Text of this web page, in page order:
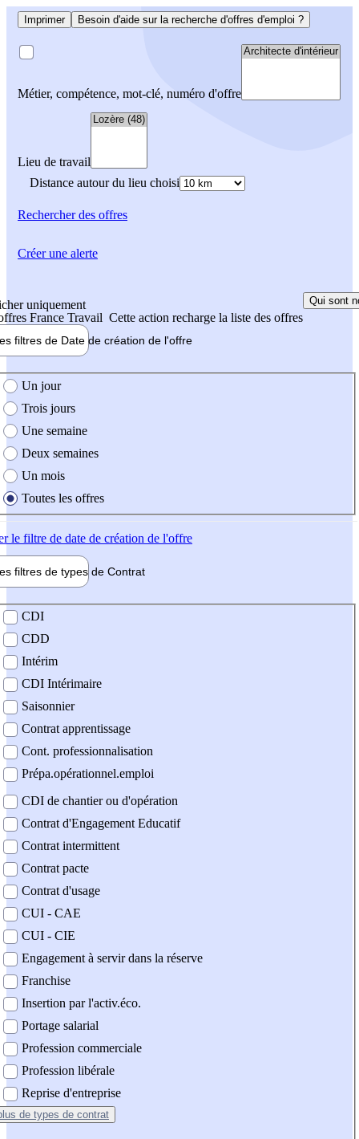
Imprimer Besoin d'aide sur la recherche d'offres d'emploi ?
Métier, compétence, mot-clé, numéro d'offre
Lieu de travail
Distance autour du lieu choisi
Rechercherdes offres
uniquement
France Travail Cette action recharge la liste des offres
Qui sont
filtres de Date de création de l'offre
création de l'offre
Un jour
Trois jours
Une semaine
Deux semaines
Un mois
Toutes les offres
le filtre de date de création de l'offre
filtres de types de Contrat
contrat
CDI
CDD
Intérim
CDI Intérimaire
Saisonnier
Contrat apprentissage
Cont. professionnalisation
Prépa.opérationnel.emploi
CDI de chantier ou d'opération
Contrat d'Engagement Educatif
Contrat intermittent
Contrat pacte
Contrat d'usage
CUI - CAE
CUI - CIE
Engagement à servir dans la réserve
Franchise
Insertion par l'activ.éco.
Portage salarial
Profession commerciale
Profession libérale
Reprise d'entreprise
de types de contrat
Créer une alerte